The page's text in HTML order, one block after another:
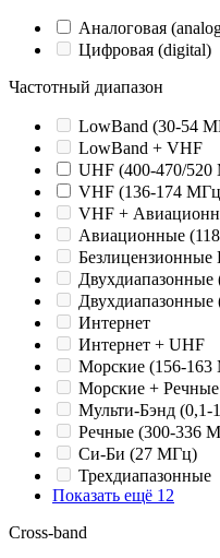
Аналоговая
Цифровая (digital)
Частотный диапазон
LowBand (30-54
LowBand + VHF
UHF (400-470/
VHF (136-174
VHF +
Авиационные
Безлицензионные
Интернет
Интернет + UHF
Морские (156-
Морские + Речные
Мульти-Бэнд
Речные (300-336
Си-Би (27 МГц)
Трехдиапазонные
Показать ещё 12
Cross-band